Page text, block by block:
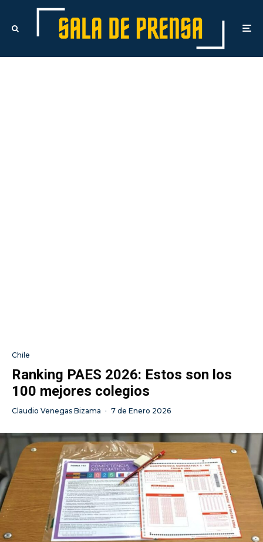
Chile
Ranking PAES 2026: Estos son los
100 mejores colegios
Claudio Venegas Bizama · 7 de Enero 2026